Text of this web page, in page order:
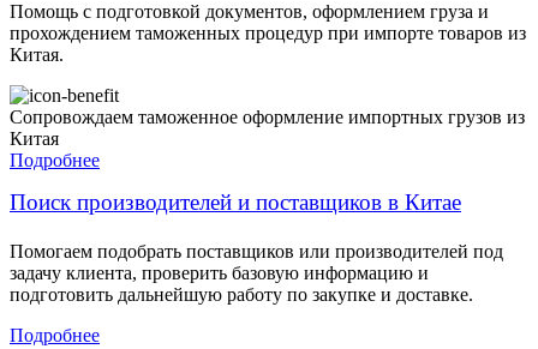
Помощь с подготовкой документов, оформлением груза и
прохождением таможенных процедур при импорте товаров из
Китая.
Сопровождаем таможенное оформление импортных грузов из
Китая
Подробнее
Поиск производителей и поставщиков в Китае
Помогаем подобрать поставщиков или производителей под
задачу клиента, проверить базовую информацию и
подготовить дальнейшую работу по закупке и доставке.
Подробнее